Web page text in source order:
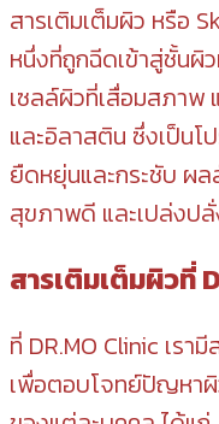
สารเติมเต็มผิว หรือ
หนึ่งที่ถูกฉีดเข้าสู่ชั้นผิ
เซลล์ผิวที่เสื่อมสภาพ
และอิลาสติน ซึ่งเป็น
ยืดหยุ่นและกระชับ ผ
สุขภาพดี และเปล่งป
สารเติมเต็มผิวที่
ที่ DR.MO Clinic เรา
เพื่อตอบโจทย์ปัญหา